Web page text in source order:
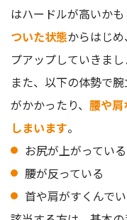
はハードルが高いか
ついた状態からはじ
プアップしていきまし
また、以下の体勢で腕
がかかったり、 腰や
しまいます。
お尻が上がっている
腰が反っている
首や肩がすくんで